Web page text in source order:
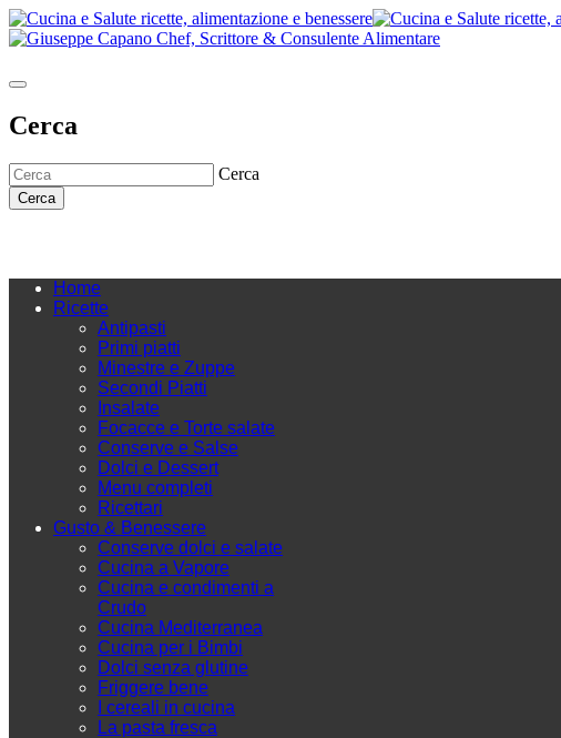
Cerca
Cerca
Cerca
Home
Ricette
Antipasti
Primi piatti
Minestre e Zuppe
Secondi Piatti
Insalate
Focacce e Torte salate
Conserve e Salse
Dolci e Dessert
Menu completi
Ricettari
Gusto & Benessere
Conserve dolci e salate
Cucina a Vapore
Cucina e condimenti a
Crudo
Cucina Mediterranea
Cucina per i Bimbi
Dolci senza glutine
Friggere bene
I cereali in cucina
La pasta fresca